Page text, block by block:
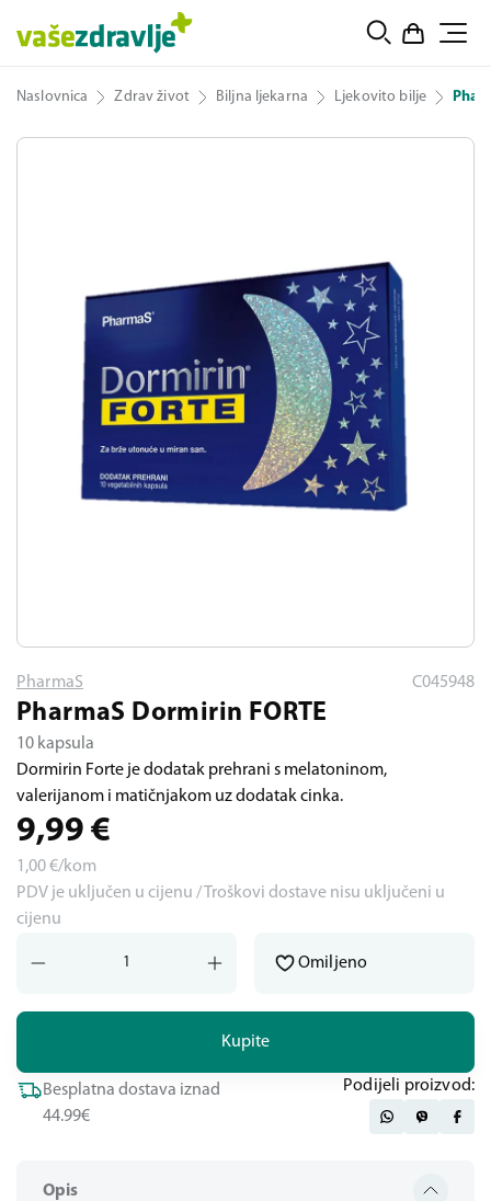
Naslovnica Zdrav život Biljna ljekarna Ljekovito bilje
Opis
PharmaS C045948
PharmaS Dormirin FORTE
10 kapsula
Dormirin Forte je dodatak prehrani s melatoninom,
valerijanom i matičnjakom uz dodatak cinka.
9,99 €
1,00€/kom
PDV je uključen u cijenu / Troškovi dostave nisu uključeni u
cijenu
Kupite
Omiljeno
Besplatna dostava iznad
44.99€
Podijeli proizvod: